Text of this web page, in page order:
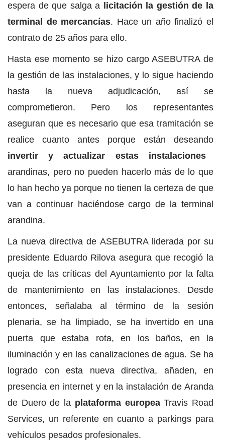
espera de que salga a licitación la gestión de la
terminal de mercancías. Hace un año finalizó el
contrato de 25 años para ello.
Hasta ese momento se hizo cargo ASEBUTRA de
la gestión de las instalaciones, y lo sigue haciendo
hasta la nueva adjudicación, así se
comprometieron. Pero los representantes
aseguran que es necesario que esa tramitación se
realice cuanto antes porque están deseando
invertir y actualizar estas instalaciones
arandinas, pero no pueden hacerlo más de lo que
lo han hecho ya porque no tienen la certeza de que
van a continuar haciéndose cargo de la terminal
arandina.
La nueva directiva de ASEBUTRA liderada por su
presidente Eduardo Rilova asegura que recogió la
queja de las críticas del Ayuntamiento por la falta
de mantenimiento en las instalaciones. Desde
entonces, señalaba al término de la sesión
plenaria, se ha limpiado, se ha invertido en una
puerta que estaba rota, en los baños, en la
iluminación y en las canalizaciones de agua. Se ha
logrado con esta nueva directiva, añaden, en
presencia en internet y en la instalación de Aranda
de Duero de la plataforma europeaTravis Road
Services, un referente en cuanto a parkings para
vehículos pesados profesionales.